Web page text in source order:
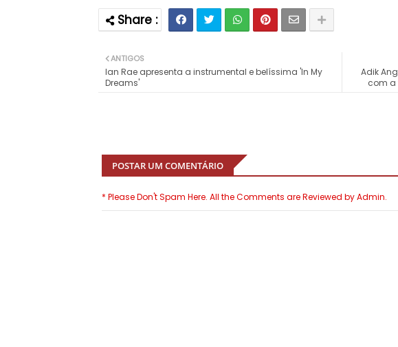
Adik
com a
ANTIGOS
Ian Rae apresenta a instrumental e belíssima 'In My
Dreams'
POSTAR UM COMENTÁRIO
* Please Don't Spam Here. All the Comments are Reviewed by Admin.